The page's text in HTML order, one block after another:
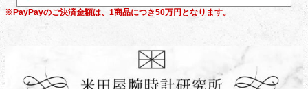
※PayPayのご決済金額は、1商品につき50万円となります。